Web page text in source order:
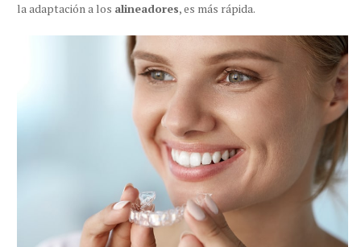
la adaptación a los alineadores, es más rápida.